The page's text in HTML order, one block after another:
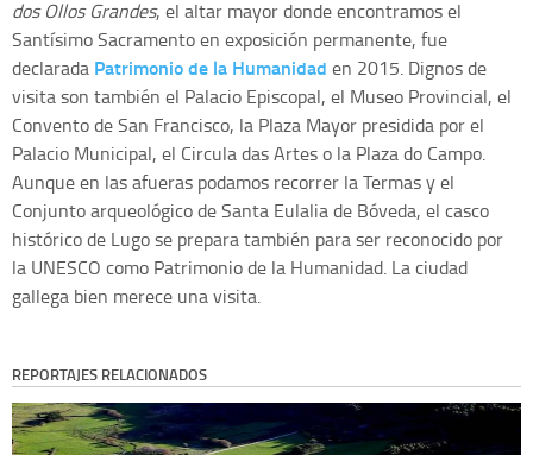
dos Ollos Grandes, el altar mayor donde encontramos el
Santísimo Sacramento en exposición permanente, fue
declarada Patrimonio de la Humanidad en 2015. Dignos de
visita son también el Palacio Episcopal, el Museo Provincial, el
Convento de San Francisco, la Plaza Mayor presidida por el
Palacio Municipal, el Circula das Artes o la Plaza do Campo.
Aunque en las afueras podamos recorrer la Termas y el
Conjunto arqueológico de Santa Eulalia de Bóveda, el casco
histórico de Lugo se prepara también para ser reconocido por
la UNESCO como Patrimonio de la Humanidad. La ciudad
gallega bien merece una visita.
REPORTAJES RELACIONADOS